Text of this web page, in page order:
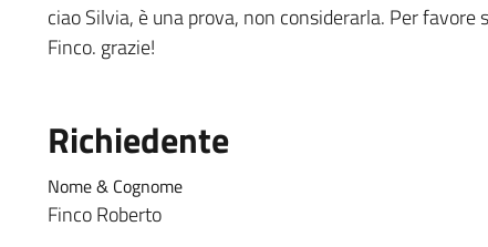
ciao Silvia, è una prova, non considerarla. Per
Finco. grazie!
Richiedente
Nome & Cognome
Finco Roberto